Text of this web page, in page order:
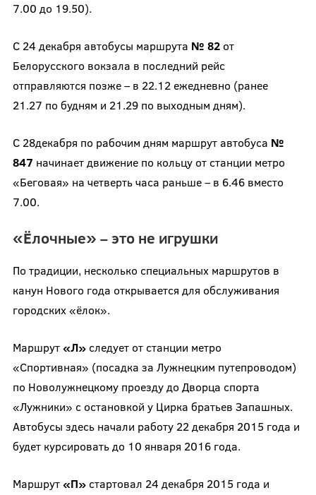
7.00 до 19.50).
С 24 декабря автобусы маршрута № 82от
Белорусского вокзала в последний рейс
отправляются позже – в 22.12 ежедневно (ранее
21.27 по будням и 21.29 по выходным дням).
С 28декабря по рабочим дням маршрут автобуса №
847 начинает движение по кольцу от станции метро
«Беговая» на четверть часа раньше – в 6.46 вместо
7.00.
«Ёлочные» – это не игрушки
По традиции, несколько специальных маршрутов в
канун Нового года открывается для обслуживания
городских «ёлок».
Маршрут«Л»следует от станции метро
«Спортивная» (посадка за Лужнецким путепроводом)
по Новолужнецкому проезду до Дворца спорта
«Лужники» с остановкой у Цирка братьев Запашных.
Автобусы здесь начали работу 22 декабря 2015 года и
будет курсировать до 10 января 2016 года.
Маршрут«П»стартовал 24 декабря 2015 года и